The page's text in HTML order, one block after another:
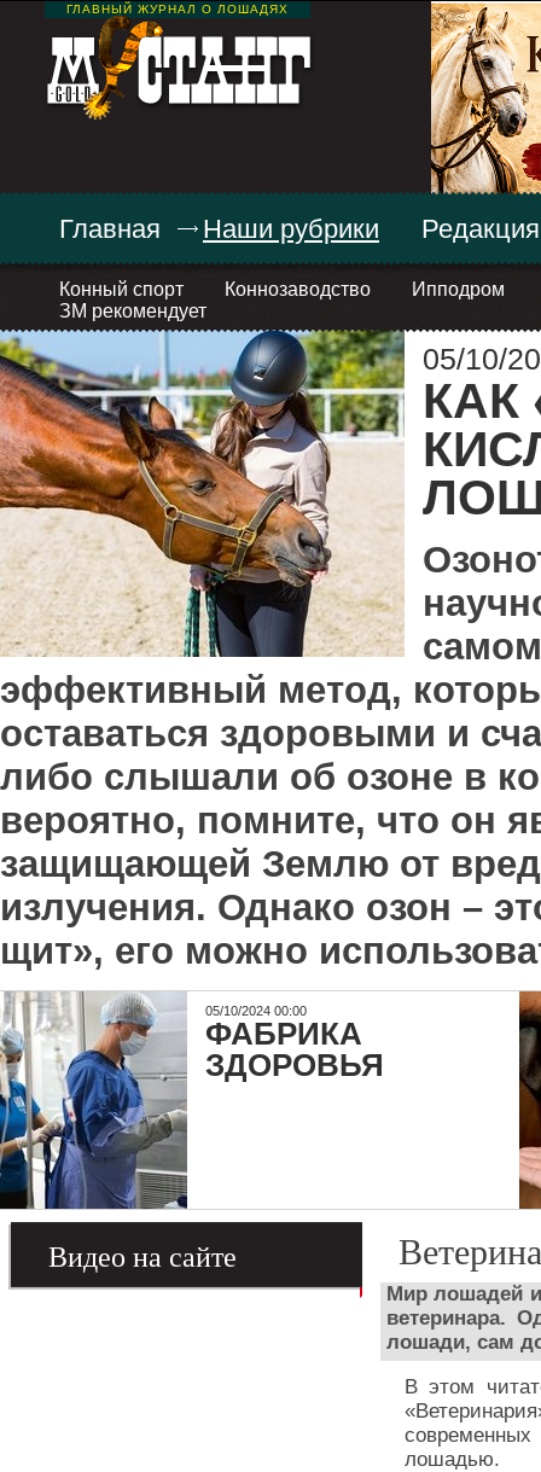
ГЛАВНЫЙ ЖУРНАЛ О ЛОШАДЯХ
Главная Наши рубрики
Конный спорт Коннозаводство
Ипподром
ЗМ рекомендует
Редакция
05/10/
КАК
эффективный метод,
оставаться здоровыми и
либо слышали об озоне в
вероятно, помните, что он
защищающей Землю от
излучения. Однако озон –
щит», его можно
05/10/2024 00:00
ФАБРИКА
ЗДОРОВЬЯ
Видео на сайте
Мир лошадей и
ветеринара.
лошади, сам
В этом
лошадью.